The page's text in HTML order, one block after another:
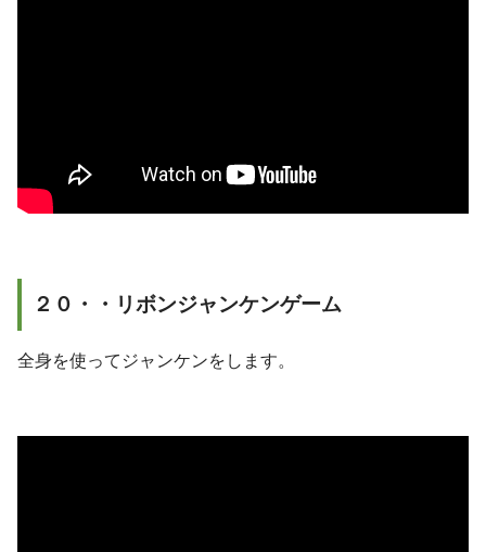
２０・・リボンジャンケンゲーム
全身を使ってジャンケンをします。